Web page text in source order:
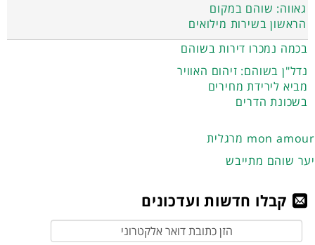
גאווה: שוהם במקום
הראשון בשירות מילואים
בכמה נמכרו דירות בשוהם
נדל"ן בשוהם: זיהום האוויר
מביא לירידת מחירים
בשכונת הדרים
מרגלית mon amour
יער שוהם מתייבש
קבלו חדשות ועדכונים